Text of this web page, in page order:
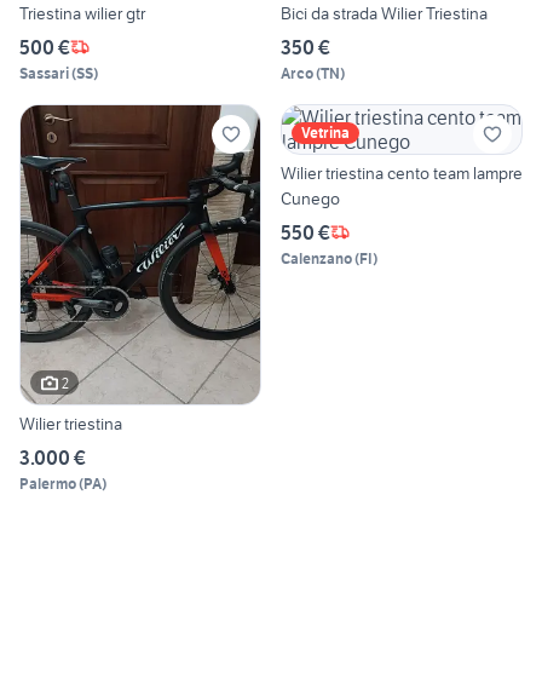
Triestina wilier gtr
500 €
Sassari(SS)
Bici da strada Wilier Triestina
350 €
Arco(TN)
2
Wilier triestina
3.000 €
Palermo(PA)
Vetrina
Wilier triestina cento team lampre
Cunego
550 €
Calenzano(FI)